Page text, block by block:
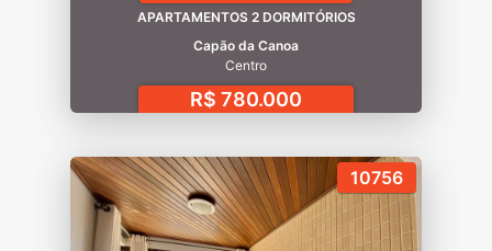
APARTAMENTOS 2 DORMITÓRIOS
Capão da Canoa
Centro
R$ 780.000
10756